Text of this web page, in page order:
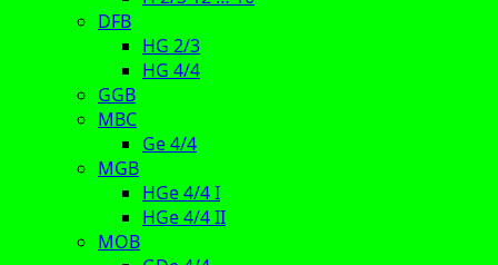
DFB
HG 2/3
HG 4/4
GGB
MBC
Ge 4/4
MGB
HGe 4/4 I
HGe 4/4 II
MOB